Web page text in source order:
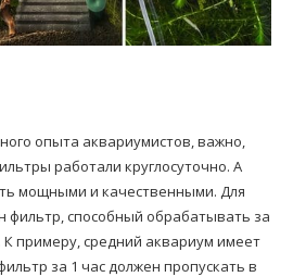
опыта аквариумистов, важно,
работали круглосуточно. А
мощными и качественными. Для
фильтр, способный обрабатывать за
примеру, средний аквариум имеет
за 1 час должен пропускать в